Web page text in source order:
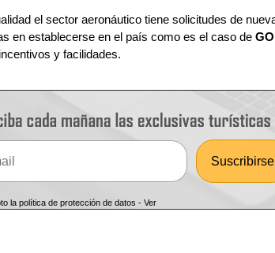
el sector aeronáutico tiene solicitudes de
en establecerse en el país como es el caso de
y facilidades.
la política de protección de datos -Ver